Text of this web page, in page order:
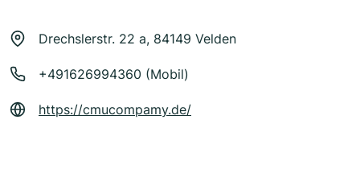
Drechslerstr. 22 a, 84149 Velden
+491626994360 (Mobil)
https://cmucompamy.de/